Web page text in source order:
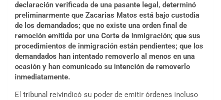
declaración verificada de una pasante legal, determinó
preliminarmente que Zacarias Matos está bajo custodia
de los demandados; que no existe una orden final de
remoción emitida por una Corte de Inmigración; que sus
procedimientos de inmigración están pendientes; que los
demandados han intentado removerlo al menos en una
ocasión y han comunicado su intención de removerlo
inmediatamente.
El tribunal reivindicó su poder de emitir órdenes incluso